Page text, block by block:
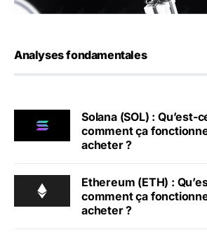
Analyses fondamentales
Solana (SOL) : Qu’est-
comment ça
acheter ?
Ethereum (ETH) :
comment ça
acheter ?